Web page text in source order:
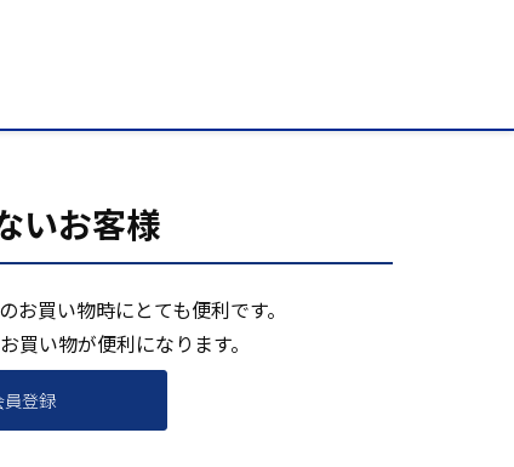
いお客様
買い物時にとても便利です。
買い物が便利になります。
員登録